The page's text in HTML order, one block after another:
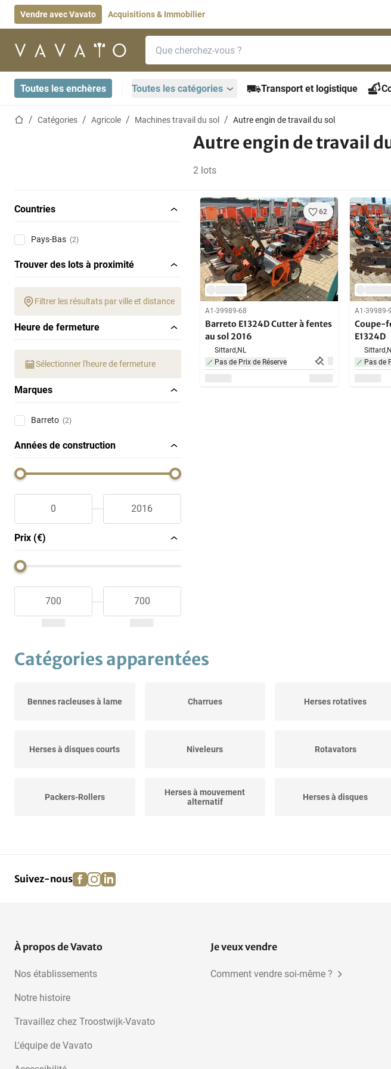
Vendre avec Vavato Acquisitions & Immobilier
Page d'accueil
Toutes les enchères Toutes les catégories Transport et logistique
Page d'accueil
Catégories Agricole Machines travail du sol Autre engin de travail du sol
Autre engin de travail
2 lots
Countries
Pays-Bas (2)
Trouver des lots à proximité
Filtrer les résultats par ville et distance
Heure de fermeture
Sélectionner l'heure de fermeture
Marques
Barreto (2)
Années de construction
Prix (€)
62
A1-39989-68
Barreto E1324D Cutter à fentes
au sol 2016
Sittard,NL
Pas de Prix de Réserve
A1-39989-
Coupe-
E1324D
Sittard,
Pas de
Catégories apparentées
Bennes racleuses à lame Charrues Herses rotatives
Herses à disques courts Niveleurs Rotavators
Packers-Rollers
Herses à mouvement
alternatif
Herses à disques
Suivez-nous facebook
instagram
linkedin
À propos de Vavato
Nos établissements
Notre histoire
Travaillez chez Troostwijk-Vavato
L'équipe de Vavato
Je veux vendre
Comment vendre soi-même ?